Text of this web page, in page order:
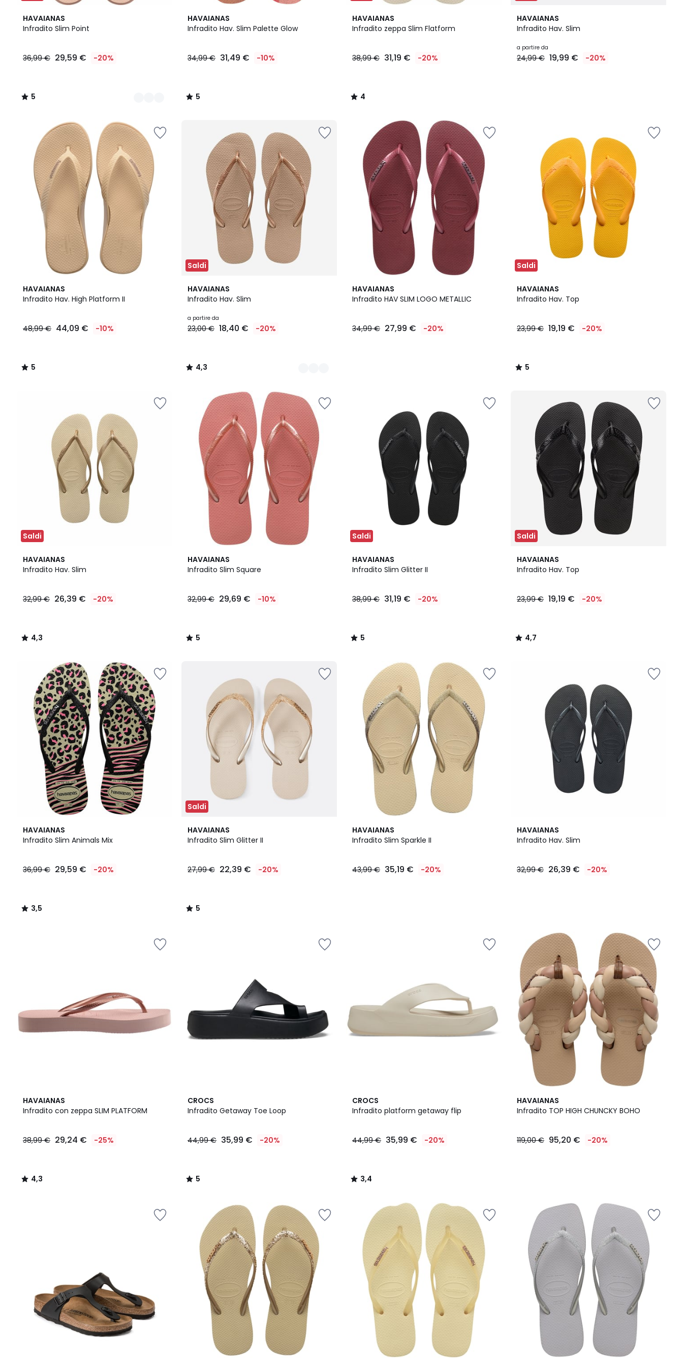
HAVAIANAS
Infradito Slim Point
€
€
sconto
applicato.
36,99 € 29,59 € -20%
5
/
2
Colori
5
/
HAVAIANAS
Infradito Hav. Slim Palette Glow
34,99 € 31,49 € -10%
5
/
5
/
HAVAIANAS
Infradito zeppa Slim Flatform
38,99 € 31,19 € -20%
4
/
4
/
HAVAIANAS
Infradito Hav. Slim
a partire da
24,99 € 19,99 € -20%
HAVAIANAS
Infradito Hav. High Platform II
48,99 € 44,09 € -10%
5
/
5
/
Saldi
HAVAIANAS
Infradito Hav. Slim
a partire da
23,00 € 18,40 € -20%
4,3
/ 5
2
Colori
4,3
/
HAVAIANAS
Infradito HAV SLIM LOGO METALLIC
34,99 € 27,99 € -20%
Saldi
HAVAIANAS
Infradito Hav. Top
23,99 € 19,19 € -20%
5
/
5
/
Saldi
HAVAIANAS
Infradito Hav. Slim
32,99 € 26,39 € -20%
4,3
/ 5
4,3
/
HAVAIANAS
Infradito Slim Square
32,99 € 29,69 € -10%
5
/
5
/
Saldi
HAVAIANAS
Infradito Slim Glitter II
38,99 € 31,19 € -20%
5
/
5
/
Saldi
HAVAIANAS
Infradito Hav. Top
23,99 € 19,19 € -20%
4,7
/ 5
4,7
/
HAVAIANAS
Infradito Slim Animals Mix
36,99 € 29,59 € -20%
3,5
/ 5
3,5
/
Saldi
HAVAIANAS
Infradito Slim Glitter II
27,99 € 22,39 € -20%
5
/
5
/
HAVAIANAS
Infradito Slim Sparkle II
43,99 € 35,19 € -20%
HAVAIANAS
Infradito Hav. Slim
32,99 € 26,39 € -20%
HAVAIANAS
Infradito con zeppa SLIM PLATFORM
38,99 € 29,24 € -25%
4,3
/ 5
4,3
/
CROCS
Infradito Getaway Toe Loop
44,99 € 35,99 € -20%
5
/
5
/
CROCS
Infradito platform getaway flip
44,99 € 35,99 € -20%
3,4
/ 5
3,4
/
HAVAIANAS
Infradito TOP HIGH CHUNCKY BOHO
119,00 € 95,20 € -20%